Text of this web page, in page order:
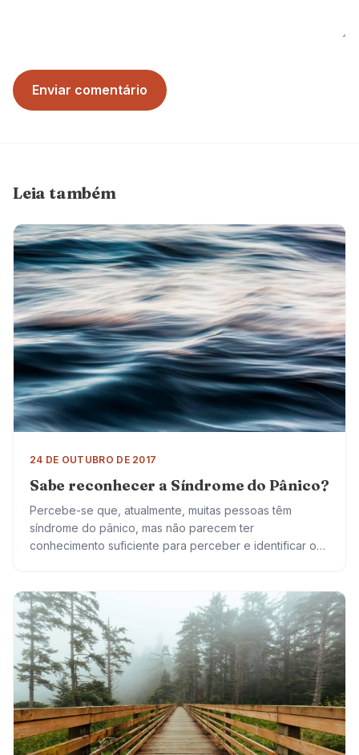
Enviar comentário
Leia também
24 DE OUTUBRO DE 2017
Sabe reconhecer a Síndrome do Pânico?
Percebe-se que, atualmente, muitas pessoas têm
síndrome do pânico, mas não parecem ter
conhecimento suficiente para perceber e identificar o